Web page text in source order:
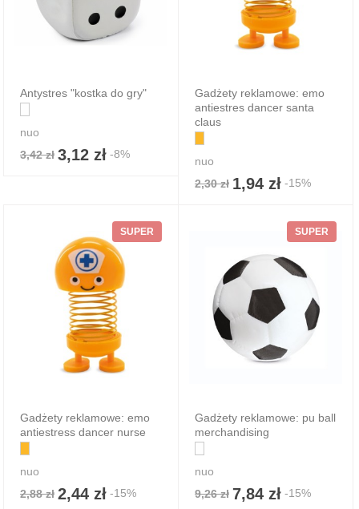
Antystres "kostka do gry"
nuo
3,42 zł 3,12 zł -8%
Gadżety reklamowe: emo
antiestres dancer santa
claus
nuo
2,30 zł 1,94 zł -15%
SUPER
Gadżety reklamowe: emo
antiestress dancer nurse
nuo
2,88 zł 2,44 zł -15%
SUPER
Gadżety reklamowe: pu ball
merchandising
nuo
9,26 zł 7,84 zł -15%